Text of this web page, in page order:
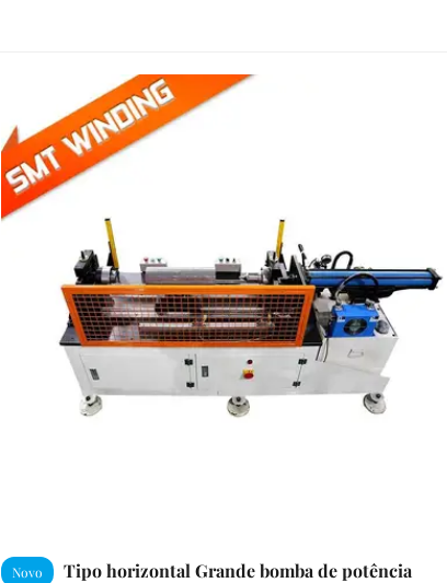
Novo Tipo horizontal Grande bomba de potência